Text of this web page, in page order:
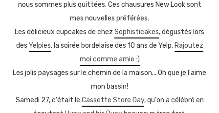
nous sommes plus quittées. Ces chausures New Look sont
mes nouvelles préférées.
Les délicieux cupcakes de chez Sophisticakes, dégustés lors
des Yelpies, la soirée bordelaise des 10 ans de Yelp. Rajoutez
moi comme amie :)
Les jolis paysages sur le chemin de la maison... Oh que je l'aime
mon bassin!
Samedi 27, c'était le Cassette Store Day, qu'on a célébré en